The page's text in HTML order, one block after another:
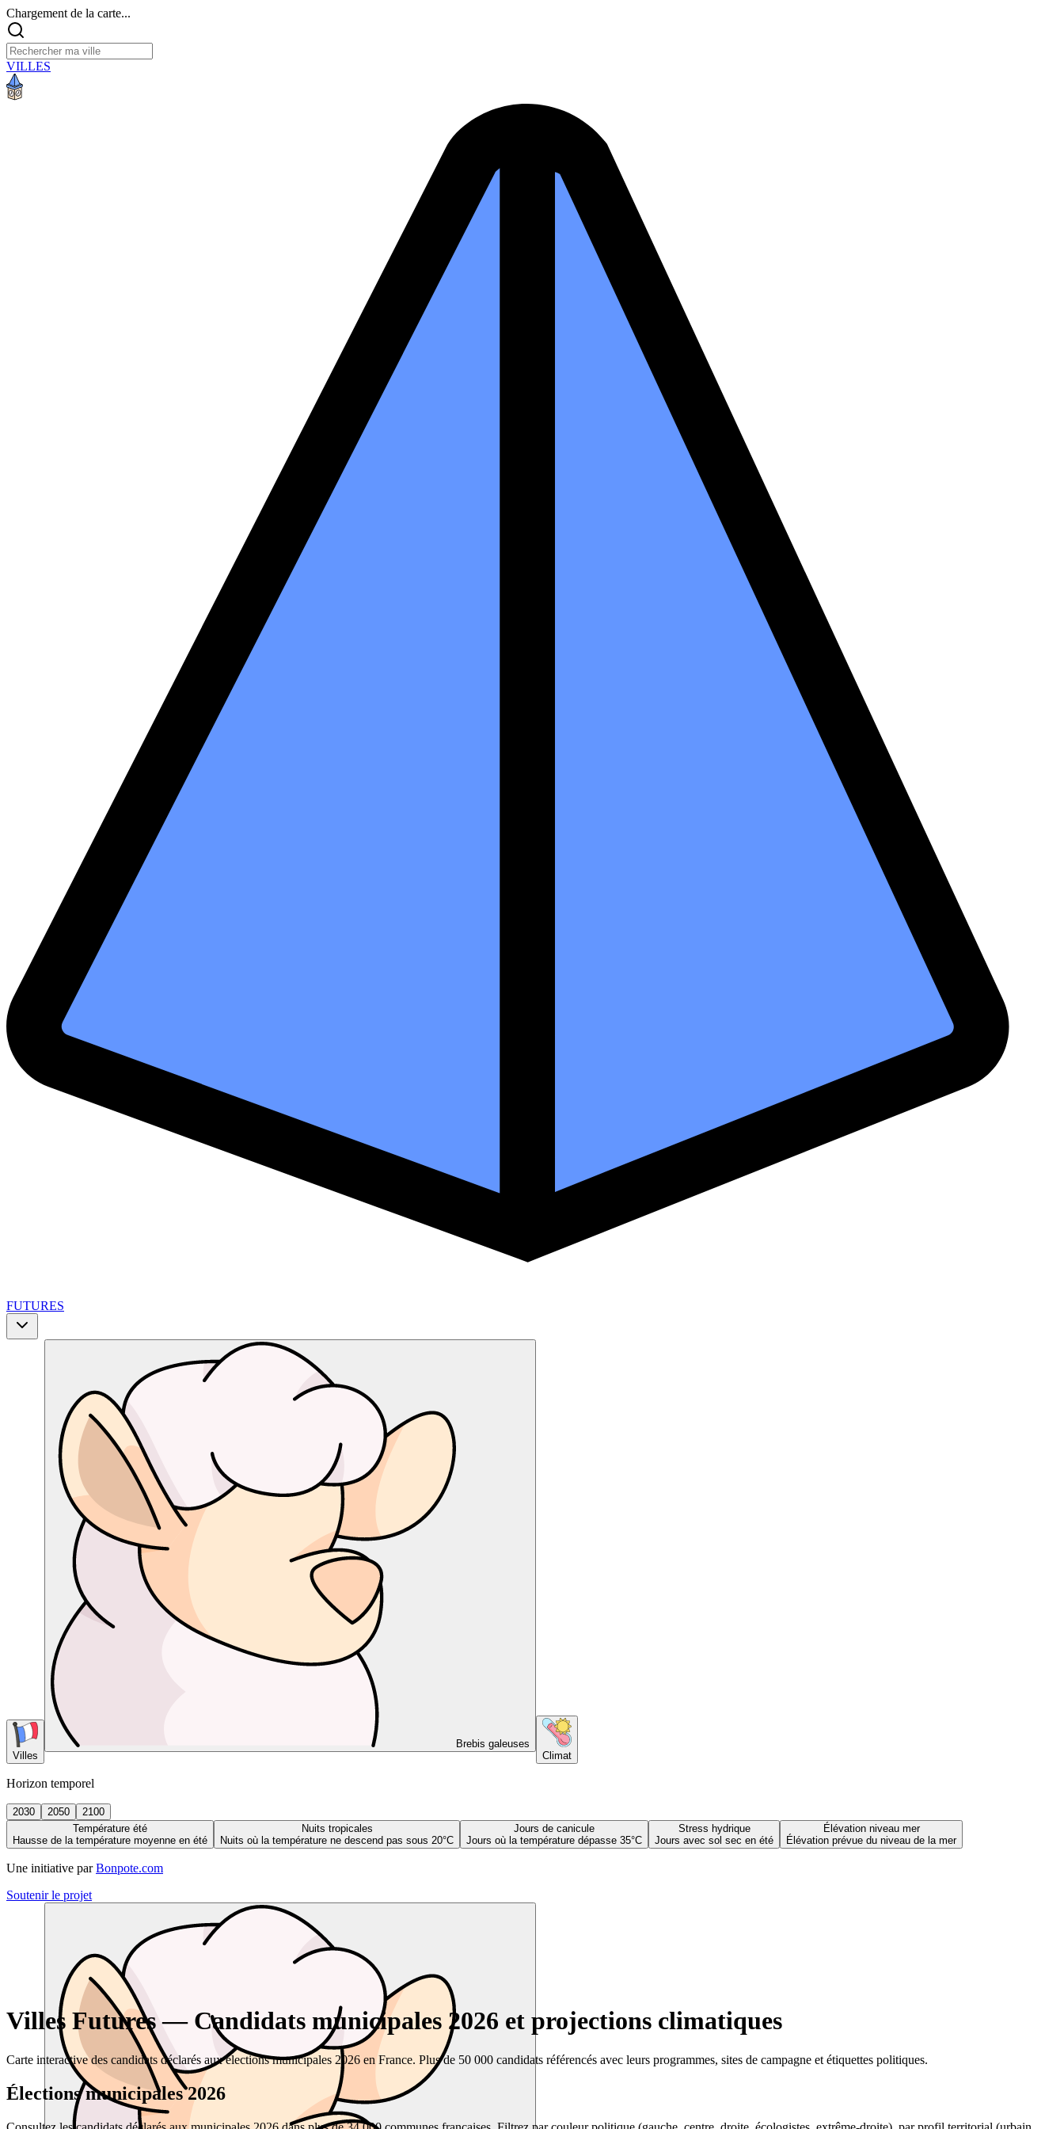
Chargement de la carte...
VILLES
FUTURES
Villes
Brebis galeuses
Climat
Horizon temporel
2030 2050
2100
Température été
Hausse de la température moyenne en été
Nuits tropicales
Nuits où la température ne descend pas sous 20°C
Jours de canicule
Jours où la température dépasse 35°C
Stress hydrique
Jours avec sol sec en été
Élévation niveau mer
Élévation prévue du niveau de la mer
Une initiative par Bonpote.com
Soutenir le projet
Villes Futures — Candidats municipales 2026 et projections climatiques
Carte interactive des candidats déclarés aux élections municipales 2026 en France. Plus de 50 000 candidats référencés avec leurs programmes, sites de campagne et étiquettes politiques.
Élections municipales 2026